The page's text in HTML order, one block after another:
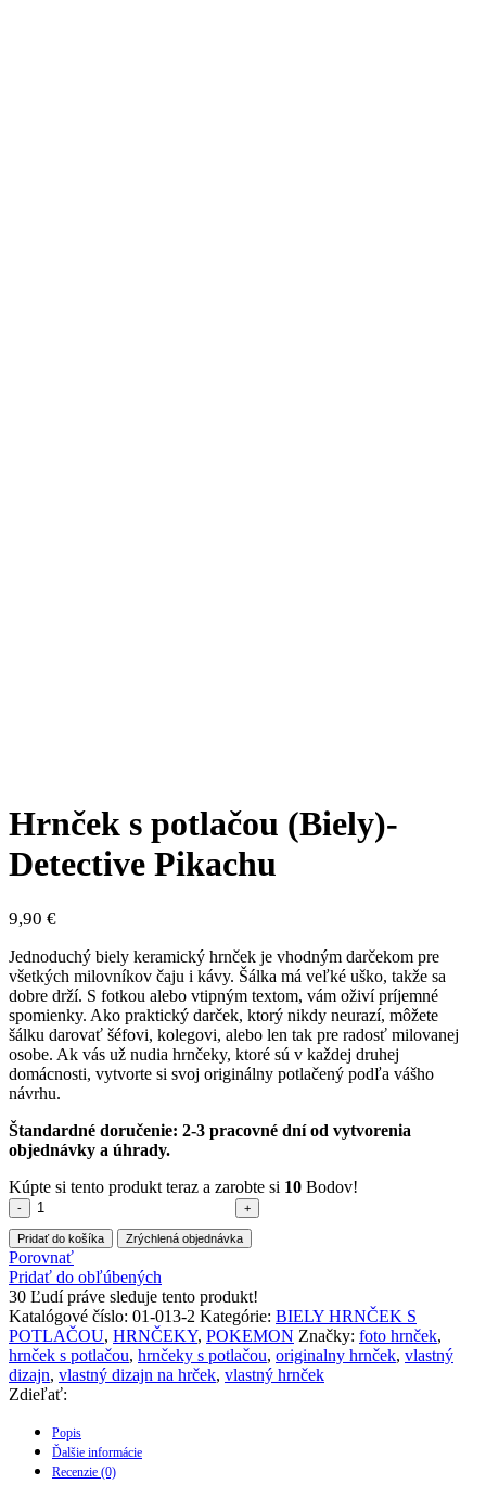
Hrnček s potlačou (Biely)-
Detective Pikachu
9,90 €
Jednoduchý biely keramický hrnček je vhodným darčekom pre
všetkých milovníkov čaju i kávy. Šálka má veľké uško, takže sa
dobre drží. S fotkou alebo vtipným textom, vám oživí príjemné
spomienky. Ako praktický darček, ktorý nikdy neurazí, môžete
šálku darovať šéfovi, kolegovi, alebo len tak pre radosť milovanej
osobe. Ak vás už nudia hrnčeky, ktoré sú v každej druhej
domácnosti, vytvorte si svoj originálny potlačený podľa vášho
návrhu.
Štandardné doručenie: 2-3 pracovné dní od vytvorenia
objednávky a úhrady.
Kúpte si tento produkt teraz a zarobte si 10 Bodov!
množstvo
Hrnček
s
potlačou
(Biely)-
Detective
Pikachu
Pridať do košíka Zrýchlená objednávka
Porovnať
Pridať do obľúbených
30 Ľudí práve sleduje tento produkt!
Katalógové číslo: 01-013-2 Kategórie: BIELY HRNČEK S
POTLAČOU, HRNČEKY, POKEMON Značky: foto hrnček,
hrnček s potlačou, hrnčeky s potlačou, originalny hrnček, vlastný
dizajn, vlastný dizajn na hrček, vlastný hrnček
Zdieľať:
Popis
Ďalšie informácie
Recenzie (0)